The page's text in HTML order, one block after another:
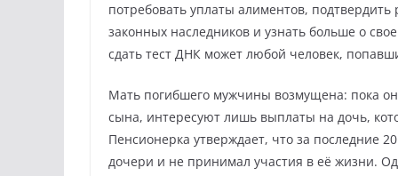
потребовать уплаты алиментов,
законных наследников и узнать больше о
сдать тест ДНК может любой человек,
Мать погибшего мужчины возмущена: пока
сына, интересуют лишь выплаты на дочь,
Пенсионерка утверждает, что за последние
дочери и не принимал участия в её жизни.